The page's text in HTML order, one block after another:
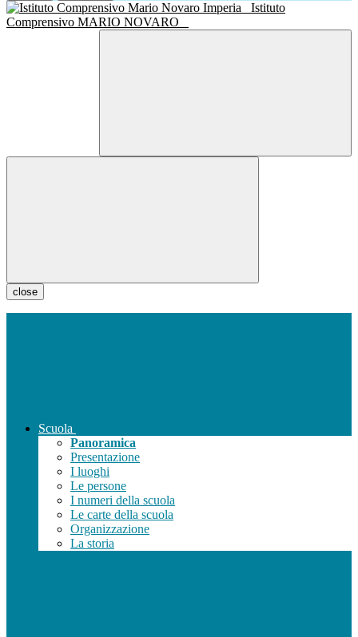
Istituto
Comprensivo MARIO NOVARO
close
Scuola
Panoramica
Presentazione
I luoghi
Le persone
I numeri della scuola
Le carte della scuola
Organizzazione
La storia